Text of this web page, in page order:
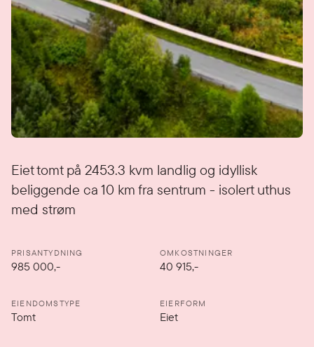
Eiet tomt på 2453.3 kvm landlig og idyllisk
beliggende ca 10 km fra sentrum - isolert uthus
med strøm
Detaljer
PRISANTYDNING
985 000,-
OMKOSTNINGER
40 915,-
EIENDOMSTYPE
Tomt
EIERFORM
Eiet